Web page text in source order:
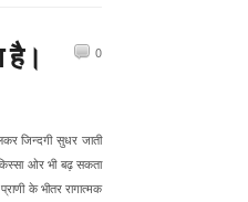
है। 0
जिन्दगी सुधर जाती
ओर भी बढ़ सकता
के भीतर रागात्मक